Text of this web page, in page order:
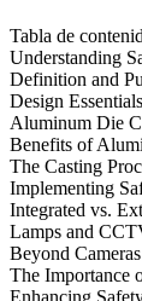
Tabla de
Understanding
Definition and
Design Essentials
Aluminum Die
Benefits of
The Casting
Implementing
Integrated vs.
Lamps and
Beyond
The Importance
Enhancing